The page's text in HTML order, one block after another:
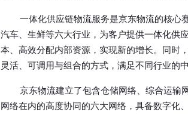
一体化供应链物流服务是京东物流的核心
汽车、生鲜等六大行业，为客户提供一体化供
本、高效分配内部资源，实现新的增长。同时
灵活、可调用与组合的方式，满足不同行业的
京东物流建立了包含仓储网络、综合运输
网络在内的高度协同的六大网络，具备数字化